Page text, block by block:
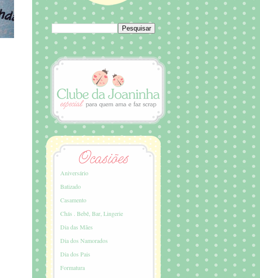
Aniversário
Batizado
Casamento
Chás . Bebê, Bar, Lingerie
Dia das Mães
Dia dos Namorados
Dia dos Pais
Formatura